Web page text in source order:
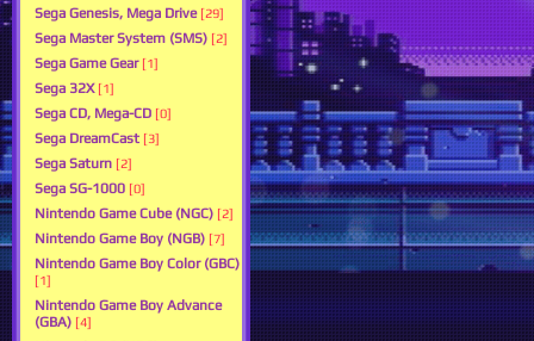
Sega Genesis, Mega Drive [29]
Sega Master System (SMS) [2]
Sega Game Gear [1]
Sega 32X [1]
Sega CD, Mega-CD [0]
Sega DreamCast [3]
Sega Saturn [2]
Sega SG-1000 [0]
Nintendo Game Cube (NGC) [2]
Nintendo Game Boy (NGB) [7]
Nintendo Game Boy Color (GBC)
[1]
Nintendo Game Boy Advance
(GBA) [4]